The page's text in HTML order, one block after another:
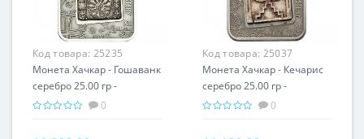
Код товара: 25235
Монета Хачкар - Гошаванк
серебро 25.00 гр -
православный подарок
0
Код товара: 25037
Монета Хачкар - Кечарис
серебро 25.00 гр -
православный подарок
0